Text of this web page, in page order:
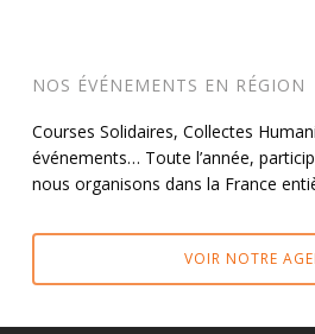
NOS ÉVÉNEMENTS EN RÉGION
Courses Solidaires, Collectes
événements… Toute l’année,
nous organisons dans la France
VOIR NOTRE